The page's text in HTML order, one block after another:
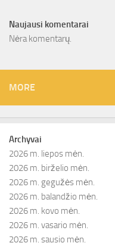
Naujausi komentarai
Nėra komentarų.
MORE
Archyvai
2026 m. liepos mėn.
2026 m. birželio mėn.
2026 m. gegužės mėn.
2026 m. balandžio mėn.
2026 m. kovo mėn.
2026 m. vasario mėn.
2026 m. sausio mėn.